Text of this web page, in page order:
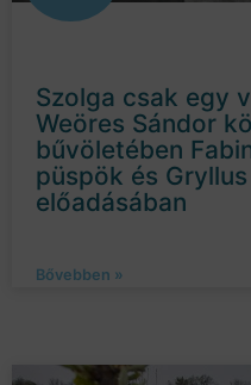
Szolga csak egy
Weöres Sándor
bűvöletében
püspök és
előadásában
Bővebben »